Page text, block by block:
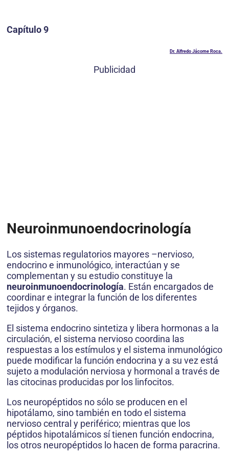
Capítulo 9
Dr. Alfredo Jácome Roca.
Publicidad
Neuroinmunoendocrinología
Los sistemas regulatorios mayores –nervioso,
endocrino e inmunológico, interactúan y se
complementan y su estudio constituye la
neuroinmunoendocrinología. Están encargados de
coordinar e integrar la función de los diferentes
tejidos y órganos.
El sistema endocrino sintetiza y libera hormonas a la
circulación, el sistema nervioso coordina las
respuestas a los estímulos y el sistema inmunológico
puede modificar la función endocrina y a su vez está
sujeto a modulación nerviosa y hormonal a través de
las citocinas producidas por los linfocitos.
Los neuropéptidos no sólo se producen en el
hipotálamo, sino también en todo el sistema
nervioso central y periférico; mientras que los
péptidos hipotalámicos sí tienen función endocrina,
los otros neuropéptidos lo hacen de forma paracrina.